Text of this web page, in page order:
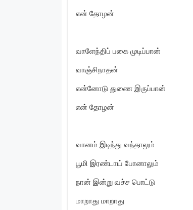
என் தோழன்
வாளேந்திப் பகை முடிப்பான்
வாஞ்சிநாதன்
என்னோடு துணை இருப்பான்
என் தோழன்
வானம் இடிந்து வந்தாலும்
பூமி இரண்டாய் போனாலும்
நான் இன்று வச்ச பொட்டு
மாறாது மாறாது